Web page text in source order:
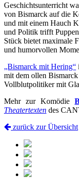
Geschichtsunterricht
von Bismarck auf die
und mit einem Hauch
und Politik trifft
Stück bietet maximale
und humorvollen
„Bismarck mit Hering“
mit dem ollen
Vollblutpolitiker mit
Mehr zur Komödie
Theatertexten des
zurück zur Übersicht